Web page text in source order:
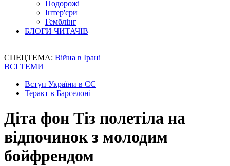
Подорожі
Інтер'єри
Гемблінг
БЛОГИ ЧИТАЧІВ
СПЕЦТЕМА: Війна в Ірані
ВСІ ТЕМИ
Вступ України в ЄС
Теракт в Барселоні
Діта фон Тіз полетіла на
відпочинок з молодим
бойфрендом